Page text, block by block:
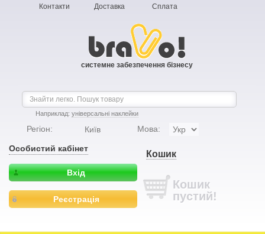
Контакти Доставка Сплата
системне забезпечення бізнесу
Наприклад: універсальні наклейки
Регіон: Київ Мова:
Особистий кабінет
Вхід
Реєстрація
Кошик
Кошик
пустий!